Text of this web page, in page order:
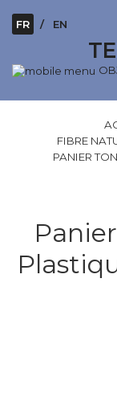
FR EN
FIBRE
PANIER